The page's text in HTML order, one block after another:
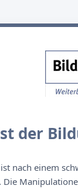
der
nach einem